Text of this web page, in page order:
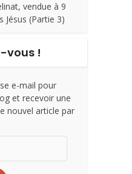
vendue à 9
Jésus (Partie 3)
vous !
e-mail pour
et recevoir une
nouvel article par